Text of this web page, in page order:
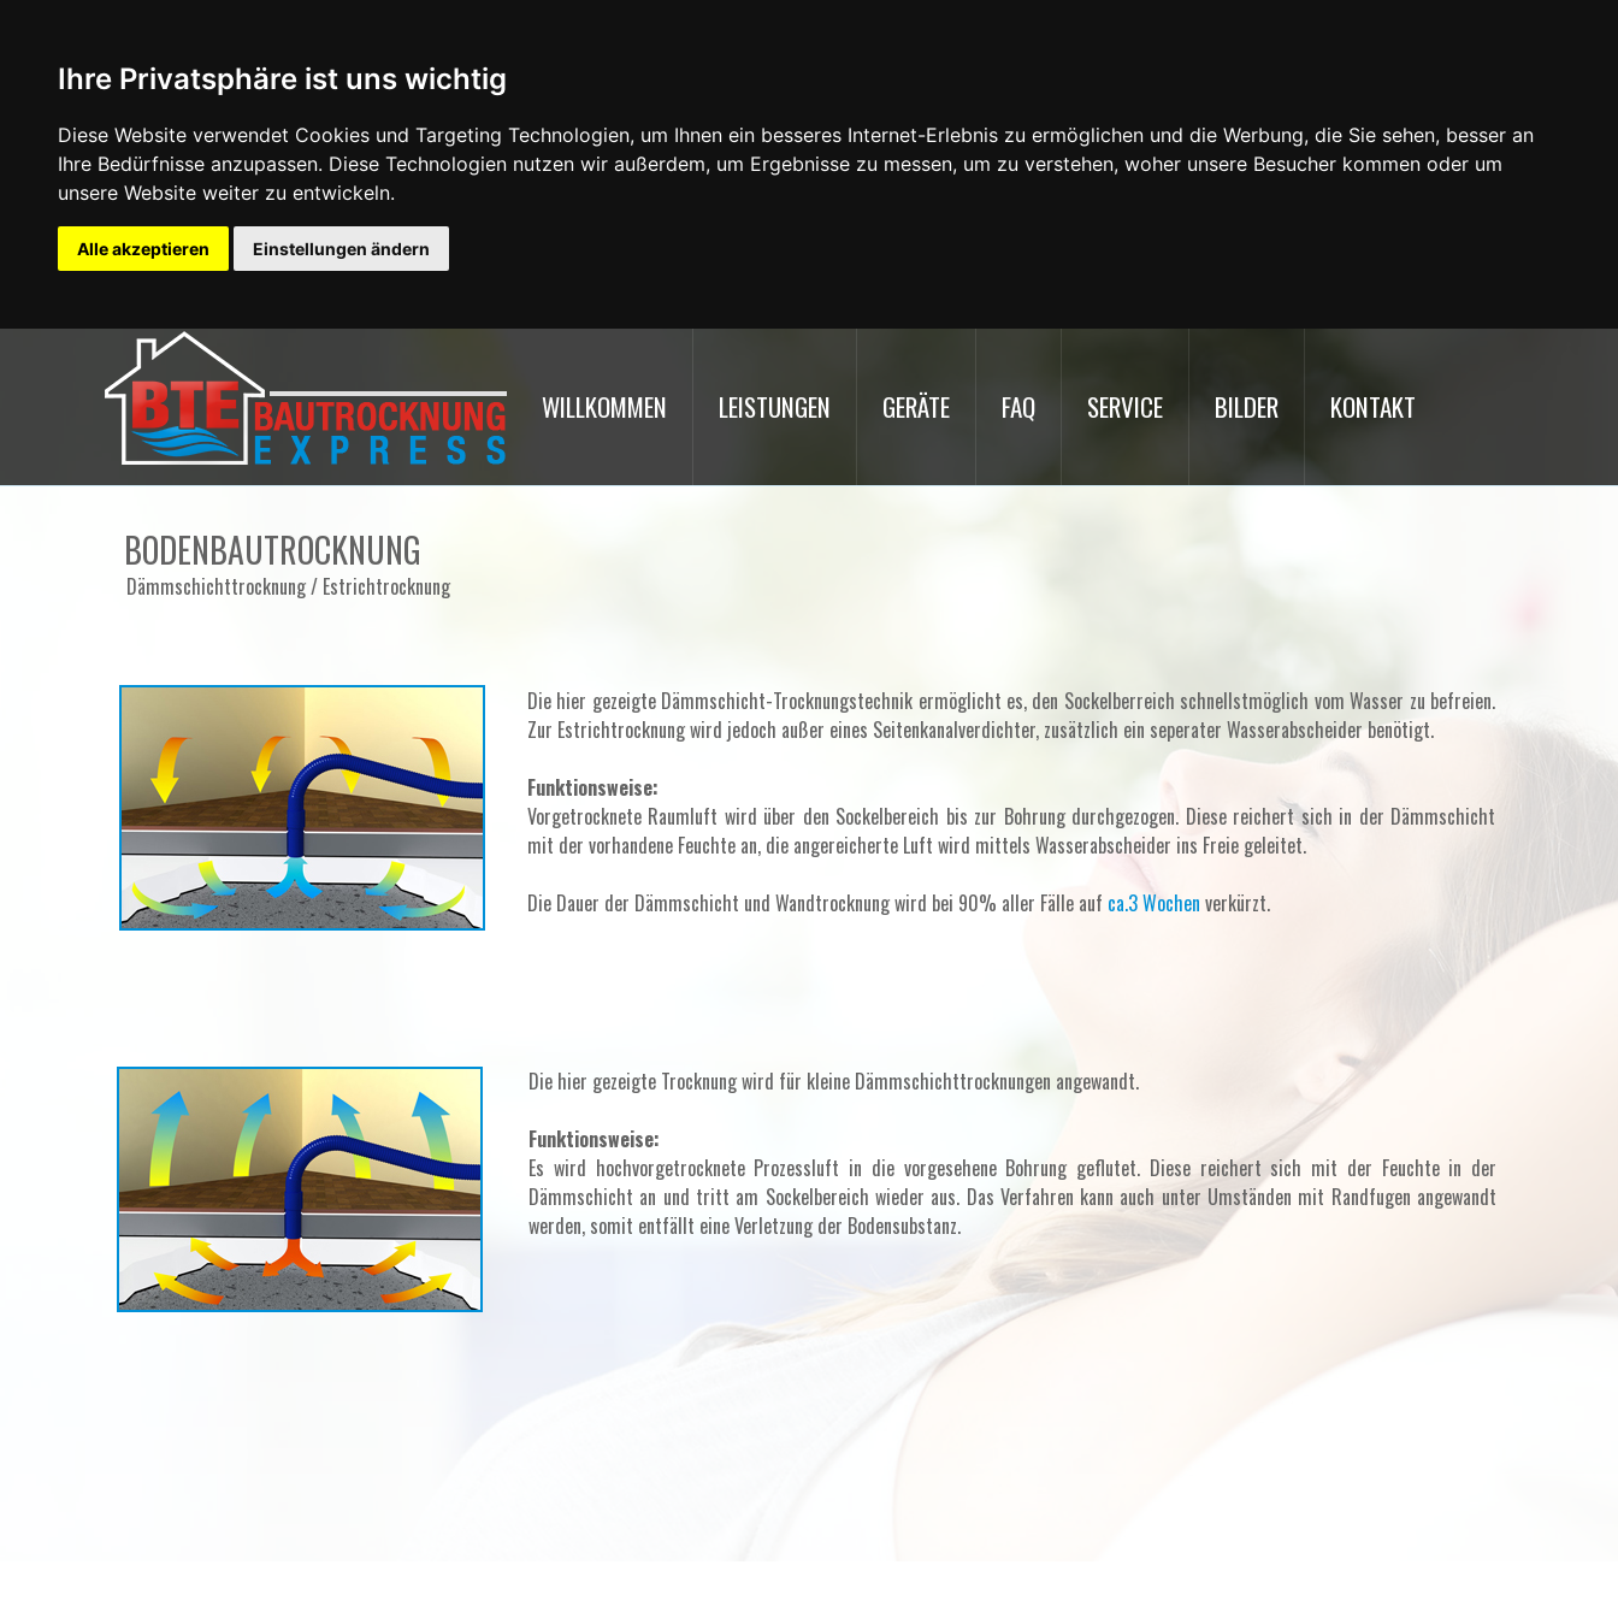
Ihre Privatsphäre ist uns wichtig
Diese Website verwendet Cookies und Targeting Technologien, um Ihnen ein besseres Internet-Erlebnis zu ermöglichen und die Werbung, die Sie sehen, besser an
Ihre Bedürfnisse anzupassen. Diese Technologien nutzen wir außerdem, um Ergebnisse zu messen, um zu verstehen, woher unsere Besucher kommen oder um
unsere Website weiter zu entwickeln.
Alle akzeptieren Einstellungen ändern
WILLKOMMEN LEISTUNGEN GERÄTE FAQ SERVICE BILDER KONTAKT
Die hier gezeigte Dämmschicht-Trocknungstechnik ermöglicht es, den Sockelberreich schnellstmöglich vom Wasser zu befreien.
Zur Estrichtrocknung wird jedoch außer eines Seitenkanalverdichter, zusätzlich ein seperater Wasserabscheider benötigt.
Funktionsweise:
Vorgetrocknete Raumluft wird über den Sockelbereich bis zur Bohrung durchgezogen. Diese reichert sich in der Dämmschicht
mit der vorhandene Feuchte an, die angereicherte Luft wird mittels Wasserabscheider ins Freie geleitet.
Die Dauer der Dämmschicht und Wandtrocknung wird bei 90% aller Fälle auf ca.3 Wochen verkürzt.
BODENBAUTROCKNUNG
Dämmschichttrocknung / Estrichtrocknung
Die hier gezeigte Trocknung wird für kleine Dämmschichttrocknungen angewandt.
Funktionsweise:
Es wird hochvorgetrocknete Prozessluft in die vorgesehene Bohrung geflutet. Diese reichert sich mit der Feuchte in der
Dämmschicht an und tritt am Sockelbereich wieder aus. Das Verfahren kann auch unter Umständen mit Randfugen angewandt
werden, somit entfällt eine Verletzung der Bodensubstanz.